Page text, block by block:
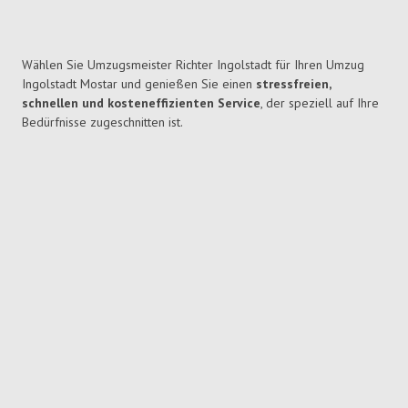
Wählen Sie Umzugsmeister Richter Ingolstadt für Ihren Umzug
Ingolstadt Mostar und genießen Sie einen stressfreien,
schnellen und kosteneffizienten Service, der speziell auf Ihre
Bedürfnisse zugeschnitten ist.